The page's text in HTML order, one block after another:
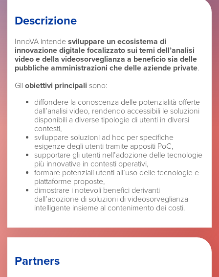
Descrizione
InnoVA intende sviluppare un ecosistema di
innovazione digitale focalizzato sui temi dell’analisi
video e della videosorveglianza a beneficio sia delle
pubbliche amministrazioni che delle aziende private.
Gli obiettivi principali sono:
diffondere la conoscenza delle potenzialità offerte
dall’analisi video, rendendo accessibili le soluzioni
disponibili a diverse tipologie di utenti in diversi
contesti,
sviluppare soluzioni ad hoc per specifiche
esigenze degli utenti tramite appositi PoC,
supportare gli utenti nell’adozione delle tecnologie
più innovative in contesti operativi,
formare potenziali utenti all’uso delle tecnologie e
piattaforme proposte,
dimostrare i notevoli benefici derivanti
dall’adozione di soluzioni di videosorveglianza
intelligente insieme al contenimento dei costi.
Partners